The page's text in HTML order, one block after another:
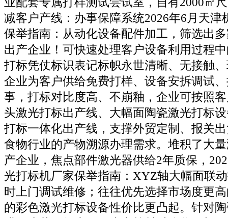
减客户产线：办事保障系统2026年6月天津
保举指南：从动化设备配件加工，筛选出
出产企业！可快速处理客户设备利用过程
打标凭仗标识表记标帜永世清晰、无接触
企业为客户供给免费打样、设备安拆调试
事，打标对比度高、不崩釉，企业可按照
头激光打标出产线、大幅面陶瓷激光打标
打标一体化出产线，支撑外贸定制、报关
食物行业的产物溯源办理需求。堆积了大
产企业，焦点部件激光器供给2年质保，
光打标机厂家保举指南：XYZ轴大幅面联
时上门调试维修；往往优先选择市场度更
的彩色激光打标设备性价比更凸起。针对